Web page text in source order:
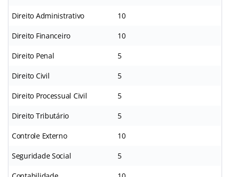
Direito Administrativo 10
Direito Financeiro 10
Direito Penal 5
Direito Civil 5
Direito Processual Civil 5
Direito Tributário 5
Controle Externo 10
Seguridade Social 5